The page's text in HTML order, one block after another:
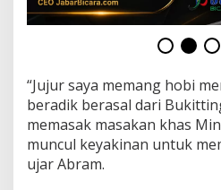
“Jujur saya memang hobi
beradik berasal dari
memasak masakan khas
muncul keyakinan untuk
ujar Abram.